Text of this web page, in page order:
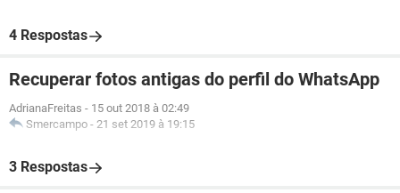
4 Respostas
Recuperar fotos antigas do perfil do WhatsApp
AdrianaFreitas - 15 out 2018 à 02:49
Smercampo - 21 set 2019 à 19:15
3 Respostas